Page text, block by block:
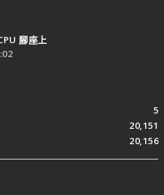
腳座上
5
20,151
20,156